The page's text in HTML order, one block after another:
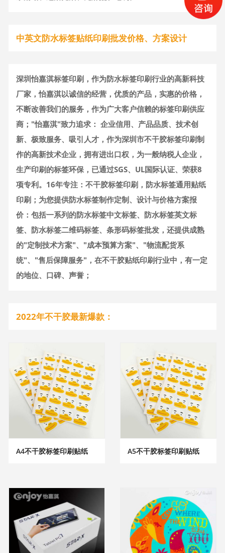
中英文防水标签贴纸印刷批发价格、方案设计
深圳怡嘉淇标签印刷，作为防水标签印刷行业的高新科技
厂家，怡嘉淇以诚信的经营，优质的产品，实惠的价格，
不断改善我们的服务，作为广大客户信赖的标签印刷供应
商；"怡嘉淇"致力追求： 企业信用、产品品质、技术创
新、极致服务、吸引人才，作为深圳市不干胶标签印刷制
作的高新技术企业，拥有进出口权，为一般纳税人企业，
生产印刷的标签环保，已通过SGS、UL国际认证、荣获8
项专利。16年专注：不干胶标签印刷，防水标签通用贴纸
印刷；为您提供防水标签制作定制、设计与价格方案报
价：包括一系列的防水标签中文标签、防水标签英文标
签、防水标签二维码标签、条形码标签批发，还提供成熟
的"定制技术方案"、"成本预算方案"、"物流配货系
统"、"售后保障服务"，在不干胶贴纸印刷行业中，有一定
的地位、口碑、声誉；
2022年不干胶最新爆款：
A4不干胶标签印刷贴纸 A5不干胶标签印刷贴纸